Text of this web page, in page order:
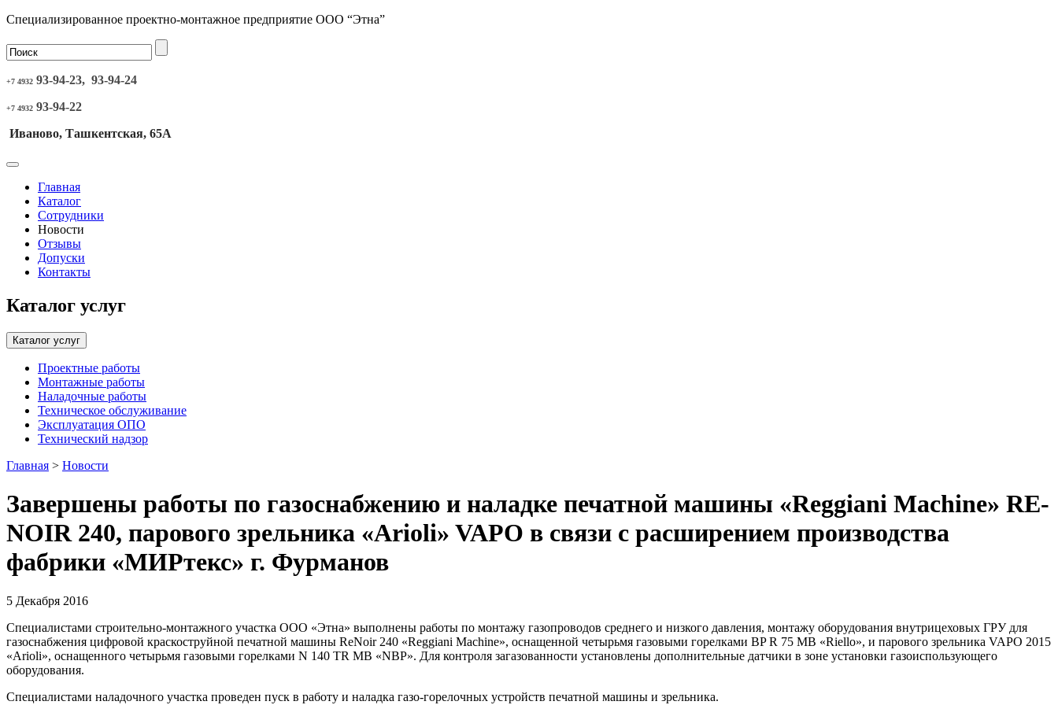
Специализированное проектно-монтажное предприятие ООО “Этна”
+7 4932 93-94-23, 93-94-24
+7 4932 93-94-22
Иваново, Ташкентская, 65А
Главная
Каталог
Сотрудники
Новости
Отзывы
Допуски
Контакты
Каталог услуг
Каталог услуг
Проектные работы
Монтажные работы
Наладочные работы
Техническое обслуживание
Эксплуатация ОПО
Технический надзор
Главная > Новости
Завершены работы по газоснабжению и наладке печатной машины «Reggiani Machine» RE-
NOIR 240, парового зрельника «Arioli» VAPO в связи с расширением производства
фабрики «МИРтекс» г. Фурманов
5 Декабря 2016
Специалистами строительно-монтажного участка ООО «Этна» выполнены работы по монтажу газопроводов среднего и низкого давления, монтажу оборудования внутрицеховых ГРУ для
газоснабжения цифровой краскоструйной печатной машины ReNoir 240 «Reggiani Machine», оснащенной четырьмя газовыми горелками BP R 75 MB «Riello», и парового зрельника VAPO 2015
«Arioli», оснащенного четырьмя газовыми горелками N 140 TR MB «NBP». Для контроля загазованности установлены дополнительные датчики в зоне установки газоиспользующего
оборудования.
Специалистами наладочного участка проведен пуск в работу и наладка газо-горелочных устройств печатной машины и зрельника.